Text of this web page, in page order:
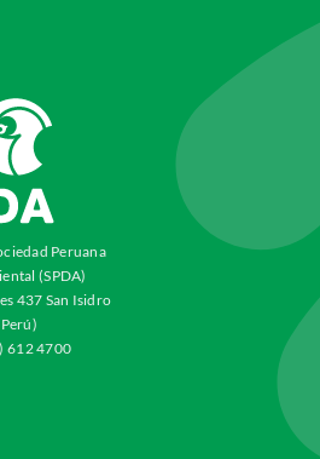
Peruana
(SPDA)
437 San Isidro
612 4700